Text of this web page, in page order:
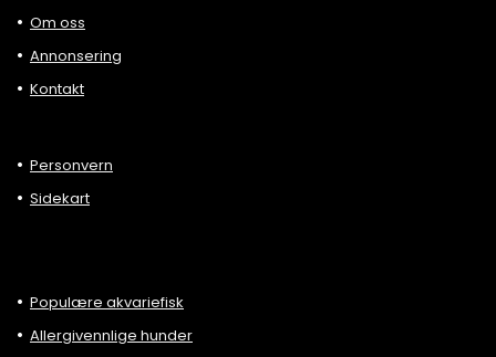
Om oss
Annonsering
Kontakt
Personvern
Sidekart
Populære akvariefisk
Allergivennlige hunder